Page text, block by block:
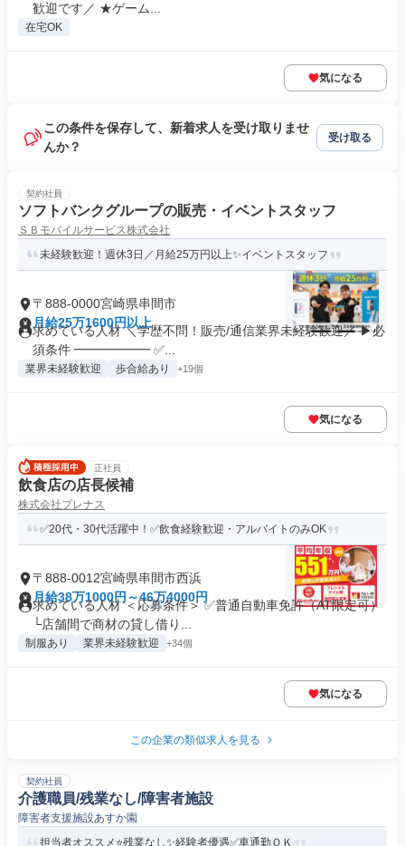
歓迎です／ ★ゲーム...
在宅OK
気になる
この条件を保存して、新着求人を受け取りませ
んか？
受け取る
契約社員
ソフトバンクグループの販売・イベントスタッフ
ＳＢモバイルサービス株式会社
未経験歓迎！週休3日／月給25万円以上✨イベントスタッフ
〒888-0000宮崎県串間市
月給25万1600円以上
求めている人材 ＼学歴不問！販売/通信業界未経験歓迎／ ▶必
須条件 ━━━━━━ ✅...
業界未経験歓迎 歩合給あり +19個
気になる
正社員
飲食店の店長候補
株式会社プレナス
✅20代・30代活躍中！✅飲食経験歓迎・アルバイトのみOK
〒888-0012宮崎県串間市西浜
月給38万1000円～46万4000円
求めている人材 ＜応募条件＞ ✅普通自動車免許（AT限定可）
└店舗間で商材の貸し借り...
制服あり 業界未経験歓迎 +34個
気になる
この企業の類似求人を見る
契約社員
介護職員/残業なし/障害者施設
障害者支援施設あすか園
担当者オススメ⭐️残業なし✨経験者優遇✅️車通勤ＯＫ